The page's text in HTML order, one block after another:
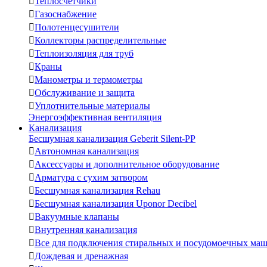
Газоснабжение
Полотенцесушители
Коллекторы распределительные
Теплоизоляция для труб
Краны
Манометры и термометры
Обслуживание и защита
Уплотнительные материалы
Энергоэффективная вентиляция
Канализация
Бесшумная канализация Geberit Silent-PP
Автономная канализация
Аксессуары и дополнительное оборудование
Арматура с сухим затвором
Бесшумная канализация Rehau
Бесшумная канализация Uponor Decibel
Вакуумные клапаны
Внутренняя канализация
Все для подключения стиральных и посудомоечных
Дождевая и дренажная